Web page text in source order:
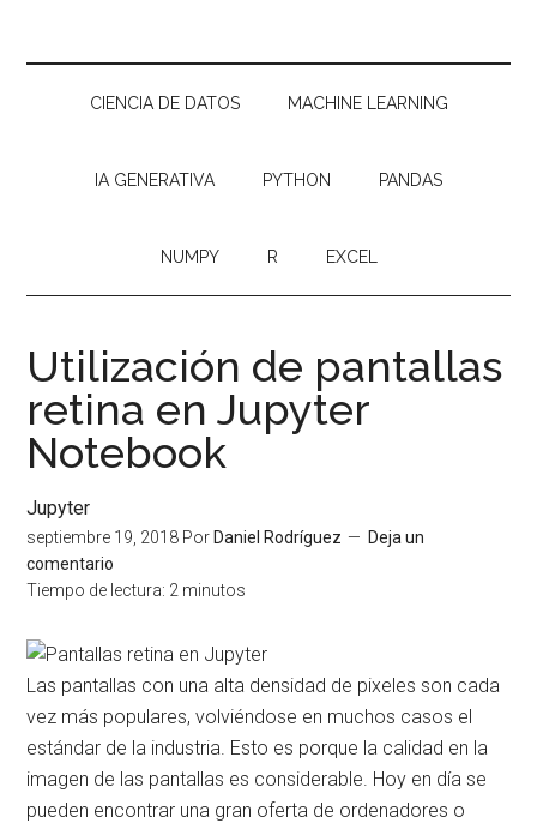
CIENCIA DE DATOS MACHINE LEARNING
IA GENERATIVA PYTHON PANDAS
NUMPY R EXCEL
Utilización de pantallas
retina en Jupyter
Notebook
Jupyter
septiembre 19, 2018 Por Daniel Rodríguez
Deja un
comentario
Tiempo de lectura: 2 minutos
Las pantallas con una alta densidad de pixeles son cada
vez más populares, volviéndose en muchos casos el
estándar de la industria. Esto es porque la calidad en la
imagen de las pantallas es considerable. Hoy en día se
pueden encontrar una gran oferta de ordenadores o